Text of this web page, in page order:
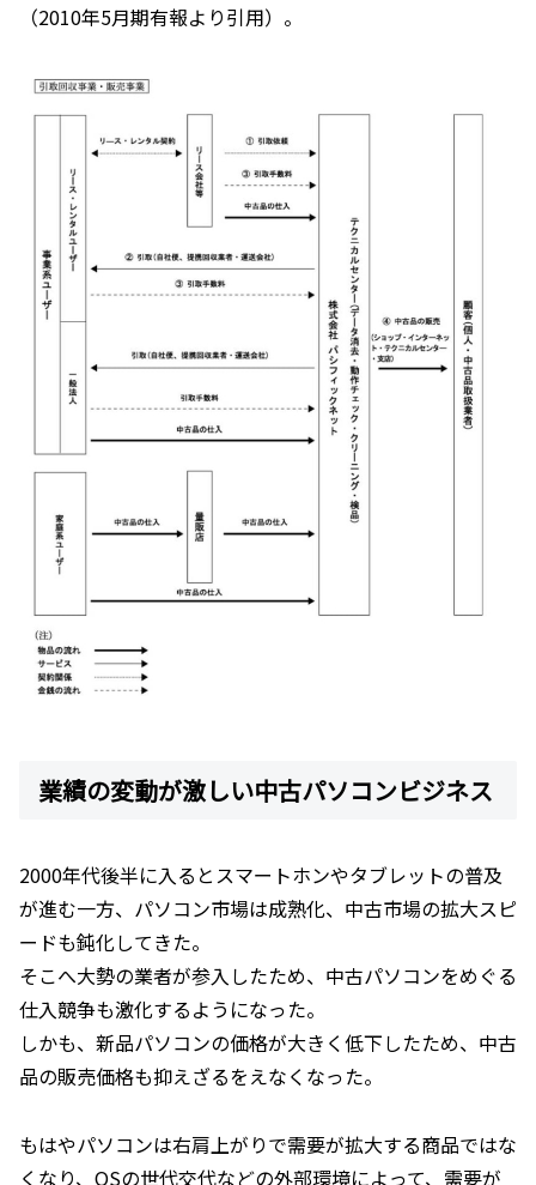
（2010年5月期有報より引用）。
業績の変動が激しい中古パソコンビジネス
2000年代後半に入るとスマートホンやタブレットの普及
が進む一方、パソコン市場は成熟化、中古市場の拡大スピ
ードも鈍化してきた。
そこへ大勢の業者が参入したため、中古パソコンをめぐる
仕入競争も激化するようになった。
しかも、新品パソコンの価格が大きく低下したため、中古
品の販売価格も抑えざるをえなくなった。
もはやパソコンは右肩上がりで需要が拡大する商品ではな
くなり、OSの世代交代などの外部環境によって、需要が